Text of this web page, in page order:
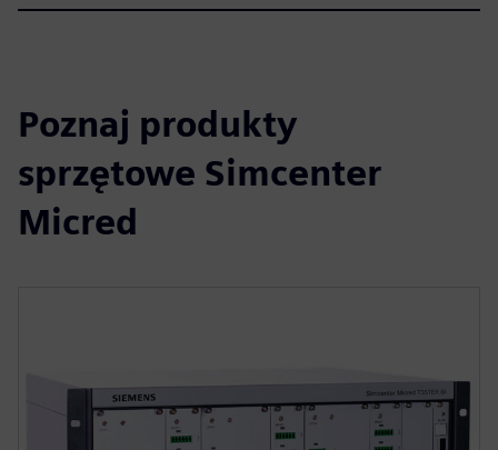
Poznaj produkty
sprzętowe Simcenter
Micred